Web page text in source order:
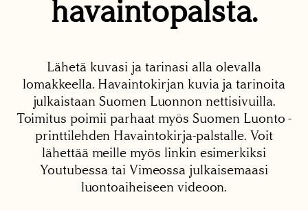
havaintopalsta.
Lähetä kuvasi ja tarinasi alla olevalla
lomakkeella. Havaintokirjan kuvia ja tarinoita
julkaistaan Suomen Luonnon nettisivuilla.
Toimitus poimii parhaat myös Suomen Luonto -
printtilehden Havaintokirja-palstalle. Voit
lähettää meille myös linkin esimerkiksi
Youtubessa tai Vimeossa julkaisemaasi
luontoaiheiseen videoon.